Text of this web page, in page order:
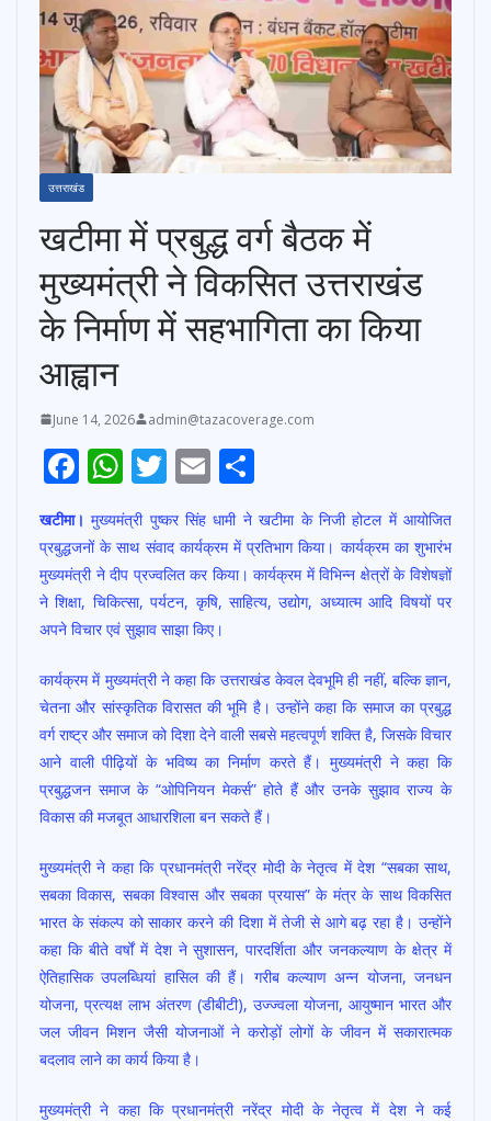
उत्तराखंड
खटीमा में प्रबुद्ध वर्ग बैठक में
मुख्यमंत्री ने विकसित उत्तराखंड
के निर्माण में सहभागिता का किया
आह्वान
June 14, 2026 admin@tazacoverage.com
F
e
b
o
o
k
W
h
at
s
A
p
p
T
w
itt
er
E
m
ai
l
h
ar
e
खटीमा।मुख्यमंत्री पुष्कर सिंह धामी ने खटीमा के निजी होटल में आयोजित
प्रबुद्धजनों के साथ संवाद कार्यक्रम में प्रतिभाग किया। कार्यक्रम का शुभारंभ
मुख्यमंत्री ने दीप प्रज्वलित कर किया। कार्यक्रम में विभिन्न क्षेत्रों के विशेषज्ञों
ने शिक्षा, चिकित्सा, पर्यटन, कृषि, साहित्य, उद्योग, अध्यात्म आदि विषयों पर
अपने विचार एवं सुझाव साझा किए।
कार्यक्रम में मुख्यमंत्री ने कहा कि उत्तराखंड केवल देवभूमि ही नहीं, बल्कि ज्ञान,
चेतना और सांस्कृतिक विरासत की भूमि है। उन्होंने कहा कि समाज का प्रबुद्ध
वर्ग राष्ट्र और समाज को दिशा देने वाली सबसे महत्वपूर्ण शक्ति है, जिसके विचार
आने वाली पीढ़ियों के भविष्य का निर्माण करते हैं। मुख्यमंत्री ने कहा कि
प्रबुद्धजन समाज के “ओपिनियन मेकर्स” होते हैं और उनके सुझाव राज्य के
विकास की मजबूत आधारशिला बन सकते हैं।
मुख्यमंत्री ने कहा कि प्रधानमंत्री नरेंद्र मोदी के नेतृत्व में देश “सबका साथ,
सबका विकास, सबका विश्वास और सबका प्रयास” के मंत्र के साथ विकसित
भारत के संकल्प को साकार करने की दिशा में तेजी से आगे बढ़ रहा है। उन्होंने
कहा कि बीते वर्षों में देश ने सुशासन, पारदर्शिता और जनकल्याण के क्षेत्र में
ऐतिहासिक उपलब्धियां हासिल की हैं। गरीब कल्याण अन्न योजना, जनधन
योजना, प्रत्यक्ष लाभ अंतरण (डीबीटी), उज्ज्वला योजना, आयुष्मान भारत और
जल जीवन मिशन जैसी योजनाओं ने करोड़ों लोगों के जीवन में सकारात्मक
बदलाव लाने का कार्य किया है।
मुख्यमंत्री ने कहा कि प्रधानमंत्री नरेंद्र मोदी के नेतृत्व में देश ने कई